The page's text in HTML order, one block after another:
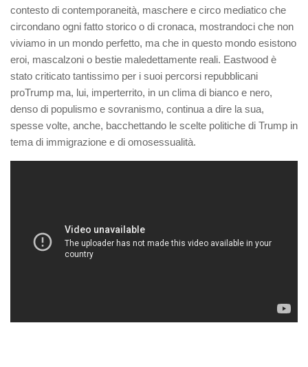
contesto di contemporaneità, maschere e circo mediatico che
circondano ogni fatto storico o di cronaca, mostrandoci che non
viviamo in un mondo perfetto, ma che in questo mondo esistono
eroi, mascalzoni o bestie maledettamente reali. Eastwood è
stato criticato tantissimo per i suoi percorsi repubblicani
proTrump ma, lui, imperterrito, in un clima di bianco e nero,
denso di populismo e sovranismo, continua a dire la sua,
spesse volte, anche, bacchettando le scelte politiche di Trump in
tema di immigrazione e di omosessualità.